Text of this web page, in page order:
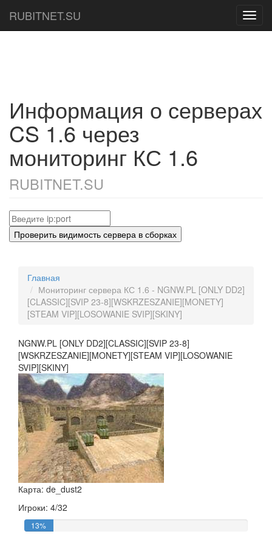
RUBITNET.SU
Информация о серверах
CS 1.6 через
мониторинг КС 1.6
RUBITNET.SU
Проверить видимость сервера в сборках
Главная
Мониторинг сервера КС 1.6 - NGNW.PL [ONLY DD2]
[CLASSIC][SVIP 23-8][WSKRZESZANIE][MONETY]
[STEAM VIP][LOSOWANIE SVIP][SKINY]
NGNW.PL [ONLY DD2][CLASSIC][SVIP 23-8]
[WSKRZESZANIE][MONETY][STEAM VIP][LOSOWANIE
SVIP][SKINY]
Карта: de_dust2
Игроки: 4/32
13%